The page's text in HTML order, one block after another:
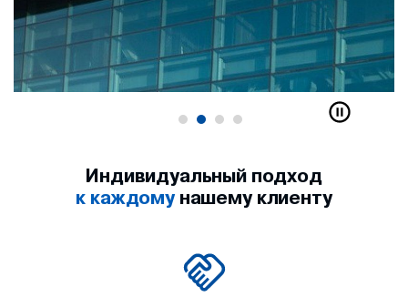
Индивидуальный подход
к каждомунашему клиенту